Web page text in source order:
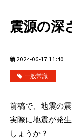
震源の深
2024-06-17 11:40
一般常識
前稿で、地震の
実際に地震が発
しょうか？